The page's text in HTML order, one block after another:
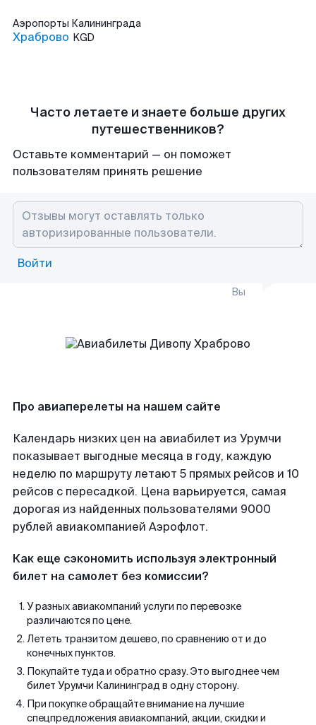
Аэропорты Калининграда
Храброво KGD
Часто летаете и знаете больше других
путешественников?
Оставьте комментарий — он поможет
пользователям принять решение
Войти
Вы
Про авиаперелеты на нашем сайте
Календарь низких цен на авиабилет из Урумчи
показывает выгодные месяца в году, каждую
неделю по маршруту летают 5 прямых рейсов и 10
рейсов с пересадкой. Цена варьируется, самая
дорогая из найденных пользователями 9000
рублей авиакомпанией Аэрофлот.
Как еще сэкономить используя электронный
билет на самолет без комиссии?
У разных авиакомпаний услуги по перевозке
различаются по цене.
Лететь транзитом дешево, по сравнению от и до
конечных пунктов.
Покупайте туда и обратно сразу. Это выгоднее чем
билет Урумчи Калининград в одну сторону.
При покупке обращайте внимание на лучшие
спецпредложения авиакомпаний, акции, скидки и